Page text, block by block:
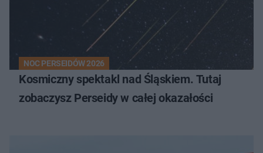
NOC PERSEIDÓW 2026
Kosmiczny spektakl nad Śląskiem. Tutaj
zobaczysz Perseidy w całej okazałości